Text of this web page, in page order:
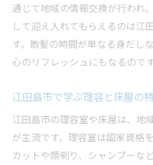
通じて地域の情報交換が行われ
して迎え入れてもらえるのは江
す。散髪の時間が単なる身だし
心のリフレッシュにもなるのです
江田島市で学ぶ理容と床屋の
江田島市の理容室や床屋は、地
が主流です。理容室は国家資格
カットや顔剃り、シャンプーな